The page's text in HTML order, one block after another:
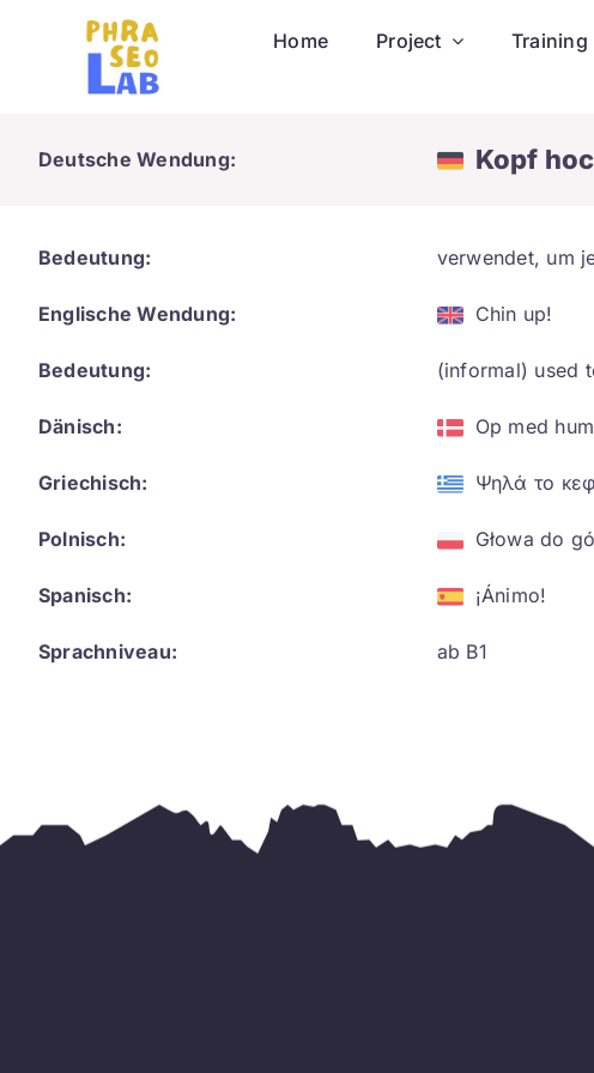
Home Project Training
Deutsche Wendung: Kopf
Bedeutung: verwendet, um
Englische Wendung: Chin up!
Bedeutung: (informal) used
Dänisch: Op med
Griechisch: Ψηλά το
Polnisch: Głowa do
Spanisch: ¡Ánimo!
Sprachniveau: ab B1